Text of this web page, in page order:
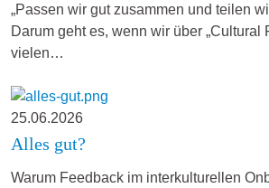
„Passen wir gut zusammen und teilen
Darum geht es, wenn wir über „Cultural
vielen…
25.06.2026
Alles gut?
Warum Feedback im interkulturellen